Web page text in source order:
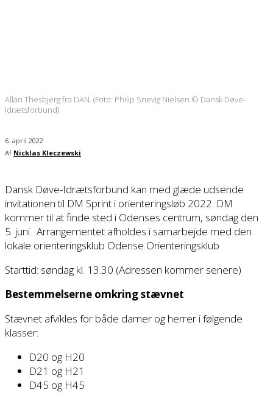
Allan Thesbjerg fra DAN. (Foto: Philip Snevig Nielsen © Dansk Døve-
Idrætsforbund)
6. april 2022
Af Nicklas Kleczewski
Dansk Døve-Idrætsforbund kan med glæde udsende
invitationen til DM Sprint i orienteringsløb 2022. DM
kommer til at finde sted i Odenses centrum, søndag den
5. juni. Arrangementet afholdes i samarbejde med den
lokale orienteringsklub Odense Orienteringsklub
Starttid: søndag kl. 13.30 (Adressen kommer senere)
Bestemmelserne omkring stævnet
Stævnet afvikles for både damer og herrer i følgende
klasser:
D20 og H20
D21 og H21
D45 og H45